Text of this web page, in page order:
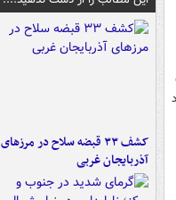
کشف ۳۳ قبضه سلاح در مرزهای
آذربایجان غربی